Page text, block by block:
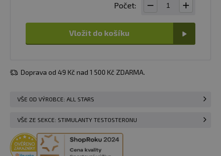
Počet:
Vložit do košíku
Doprava od 49 Kč nad 1 500 Kč ZDARMA.
VŠE OD VÝROBCE: ALL STARS
VŠE ZE SEKCE: STIMULANTY TESTOSTERONU